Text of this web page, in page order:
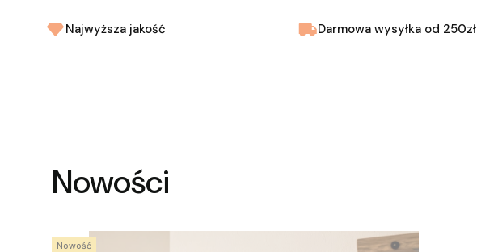
Najwyższa jakość Darmowa wysyłka od 250zł
Nowości
Nowość